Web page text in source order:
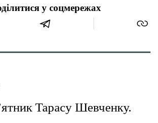
у соцмережах
Тарасу Шевченку.